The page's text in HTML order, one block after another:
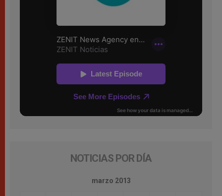
NOTICIAS POR DÍA
marzo 2013